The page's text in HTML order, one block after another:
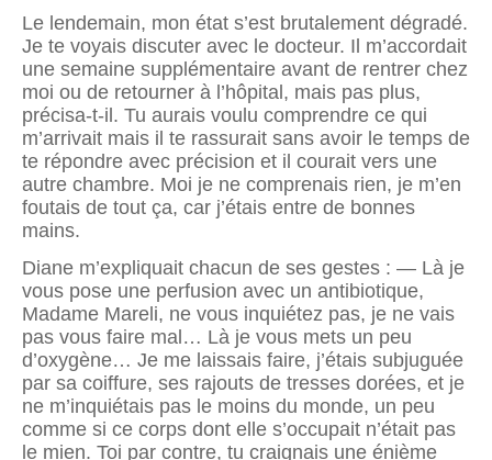
Le lendemain, mon état s’est brutalement dégradé.
Je te voyais discuter avec le docteur. Il m’accordait
une semaine supplémentaire avant de rentrer chez
moi ou de retourner à l’hôpital, mais pas plus,
précisa-t-il. Tu aurais voulu comprendre ce qui
m’arrivait mais il te rassurait sans avoir le temps de
te répondre avec précision et il courait vers une
autre chambre. Moi je ne comprenais rien, je m’en
foutais de tout ça, car j’étais entre de bonnes
mains.
Diane m’expliquait chacun de ses gestes : — Là je
vous pose une perfusion avec un antibiotique,
Madame Mareli, ne vous inquiétez pas, je ne vais
pas vous faire mal… Là je vous mets un peu
d’oxygène… Je me laissais faire, j’étais subjuguée
par sa coiffure, ses rajouts de tresses dorées, et je
ne m’inquiétais pas le moins du monde, un peu
comme si ce corps dont elle s’occupait n’était pas
le mien. Toi par contre, tu craignais une énième